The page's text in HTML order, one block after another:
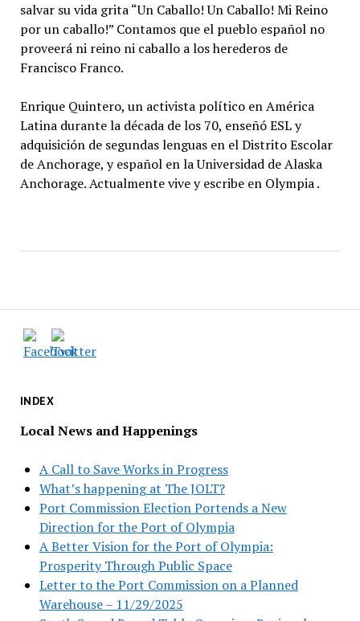
INDEX
Local News and Happenings
A Call to Save Works in Progress
What’s happening at The JOLT?
Port Commission Election Portends a New
Direction for the Port of Olympia
A Better Vision for the Port of Olympia:
Prosperity Through Public Space
Letter to the Port Commission on a Planned
Warehouse – 11/29/2025
salvar su vida grita “Un Caballo! Un Caballo! Mi Reino
por un caballo!” Contamos que el pueblo español no
proveerá ni reino ni caballo a los herederos de
Francisco Franco.
Enrique Quintero, un activista político en América
Latina durante la década de los 70, enseñó ESL y
adquisición de segundas lenguas en el Distrito Escolar
de Anchorage, y español en la Universidad de Alaska
Anchorage. Actualmente vive y escribe en Olympia .